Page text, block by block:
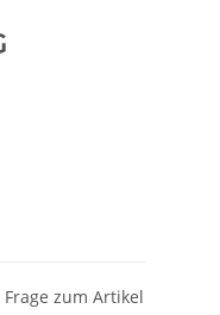
Frage zum Artikel